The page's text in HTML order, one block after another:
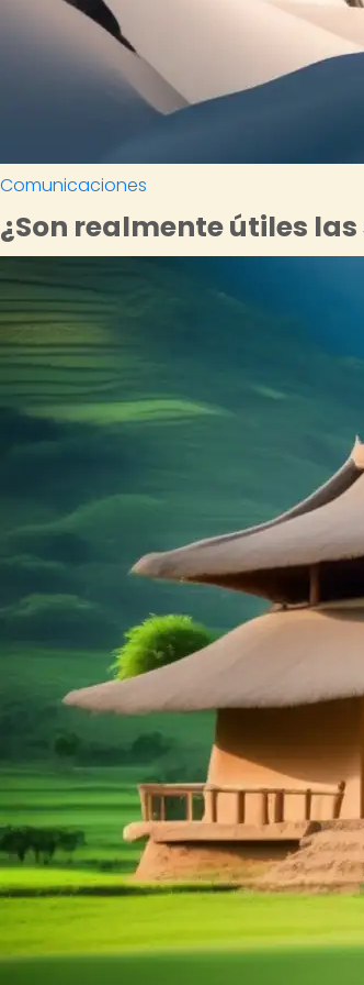
Comunicaciones
¿Son realmente útiles